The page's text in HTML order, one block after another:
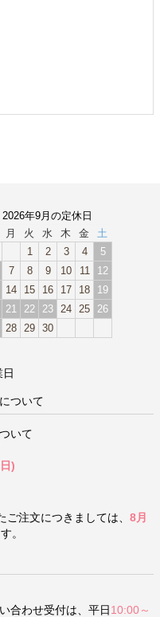
2026年9月の定休日
月 火 水 木 金
土
1
2 3 4
5
7 8 9 10 11
12
14 15 16 17 18
19
21 22 23 24 25
26
28 29 30
日
ついて
いて
)
注文につきましては、 8月
。
合わせ受付は、平日 10:00～